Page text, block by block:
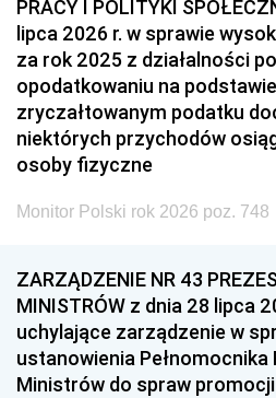
PRACY I POLITYKI
lipca 2026 r. w sprawie
za rok 2025 z działalności
opodatkowaniu na
zryczałtowanym podatku
niektórych przychodów
osoby fizyczne
Monitor Polski rok 2026 poz. 748
ZARZĄDZENIE NR 43
MINISTRÓW z dnia 28 lipca
uchylające zarządzenie w
ustanowienia Pełnomocnika
Ministrów do spraw